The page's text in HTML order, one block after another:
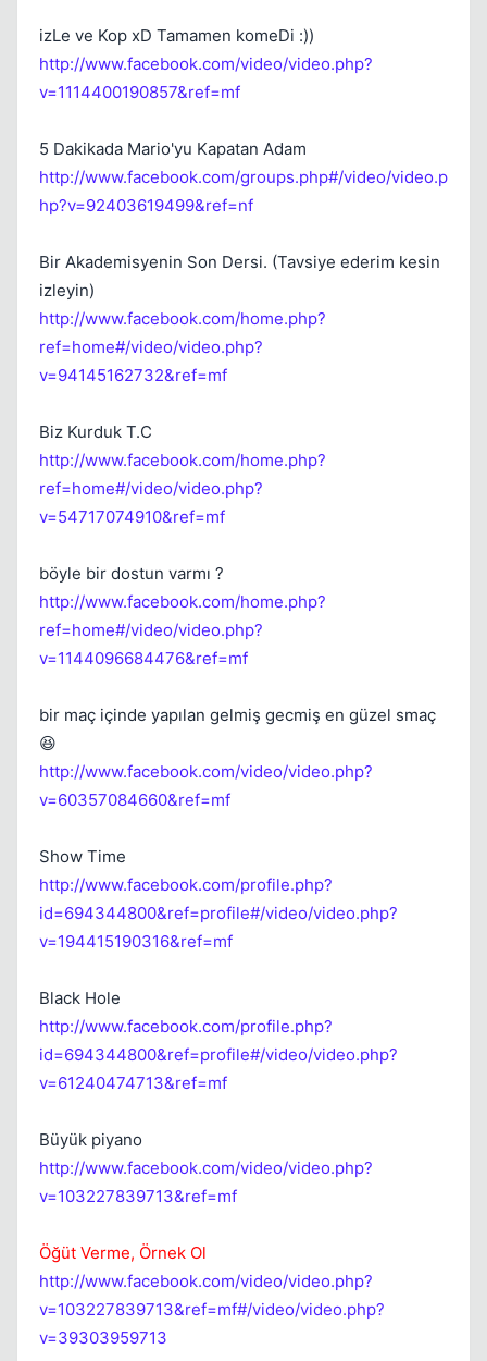
izLe ve Kop xD Tamamen komeDi :))
http://www.facebook.com/video/video.php?
v=1114400190857&ref=mf
5 Dakikada Mario'yu Kapatan Adam
http://www.facebook.com/groups.php#/video/video.p
hp?v=92403619499&ref=nf
Bir Akademisyenin Son Dersi. (Tavsiye ederim kesin
izleyin)
http://www.facebook.com/home.php?
ref=home#/video/video.php?
v=94145162732&ref=mf
Biz Kurduk T.C
http://www.facebook.com/home.php?
ref=home#/video/video.php?
v=54717074910&ref=mf
böyle bir dostun varmı ?
http://www.facebook.com/home.php?
ref=home#/video/video.php?
v=1144096684476&ref=mf
bir maç içinde yapılan gelmiş gecmiş en güzel smaç
😆
http://www.facebook.com/video/video.php?
v=60357084660&ref=mf
Show Time
http://www.facebook.com/profile.php?
id=694344800&ref=profile#/video/video.php?
v=194415190316&ref=mf
Black Hole
http://www.facebook.com/profile.php?
id=694344800&ref=profile#/video/video.php?
v=61240474713&ref=mf
Büyük piyano
http://www.facebook.com/video/video.php?
v=103227839713&ref=mf
Öğüt Verme, Örnek Ol
http://www.facebook.com/video/video.php?
v=103227839713&ref=mf#/video/video.php?
v=39303959713
Kapat